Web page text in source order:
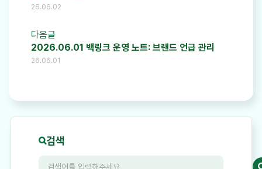
26.06.02
다음글
2026.06.01 백링크 운영 노트: 브랜드 언급 관리
26.06.01
검색